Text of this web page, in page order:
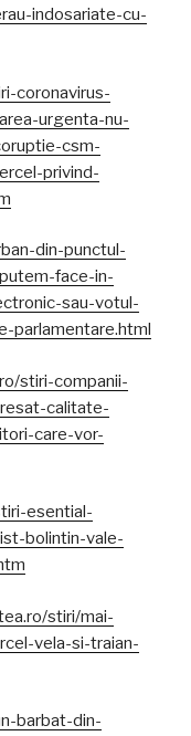
indosariate-cu-
coronavirus-
urgenta-nu-
csm-
privind-
din-punctul-
face-in-
sau-votul-
parlamentare.html
stiri-companii-
calitate-
care-vor-
esential-
bolintin-vale-
stiri/mai-
vela-si-traian-
barbat-din-